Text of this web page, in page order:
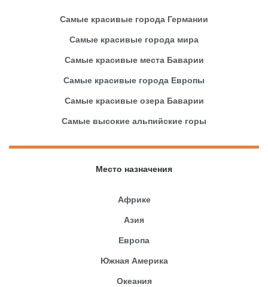
Самые красивые города Германии
Самые красивые города мира
Самые красивые места Баварии
Самые красивые города Европы
Самые красивые озера Баварии
Самые высокие альпийские горы
Место назначения
Африке
Азия
Европа
Южная Америка
Океания